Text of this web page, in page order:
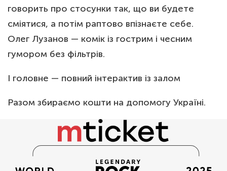
говорить про стосунки так, що ви будете
сміятися, а потім раптово впізнаєте себе.
Олег Лузанов — комік із гострим і чесним
гумором без фільтрів.
І головне — повний інтерактив із залом
Разом збираємо кошти на допомогу Україні.